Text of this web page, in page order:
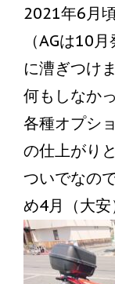
2021年6月
（AGは10
に漕ぎつけ
何もしなか
各種オプシ
の仕上がり
ついでなの
め4月（大安